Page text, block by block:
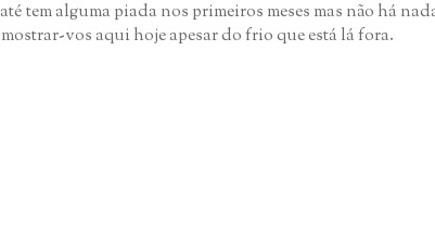
alguma piada nos primeiros meses mas não há
vos aqui hoje apesar do frio que está lá fora.